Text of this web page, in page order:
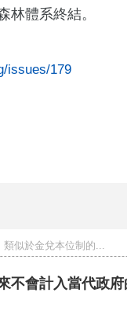
林體系終結。
issues/179
類似於金兌本位制的...
不會計入當代政